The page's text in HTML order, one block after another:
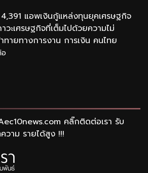
แอพเงินกู้แหล่งทุนยุคเศรษฐกิจ
ะเศรษฐกิจที่เต็มไปด้วยความไม่
ทายทางการงาน การเงิน คนไทย
คลิ๊กติดต่อเรา รับ
วาม รายได้สูง !!!